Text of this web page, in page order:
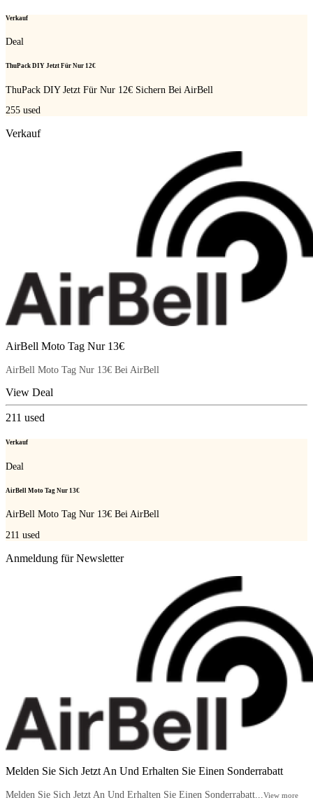
Verkauf
Deal
ThuPack DIY Jetzt Für Nur 12€
ThuPack DIY Jetzt Für Nur 12€ Sichern Bei AirBell
255 used
Verkauf
AirBell Moto Tag Nur 13€
AirBell Moto Tag Nur 13€ Bei AirBell
View Deal
211 used
Verkauf
Deal
AirBell Moto Tag Nur 13€
AirBell Moto Tag Nur 13€ Bei AirBell
211 used
Anmeldung für Newsletter
Melden Sie Sich Jetzt An Und Erhalten Sie Einen Sonderrabatt
Melden Sie Sich Jetzt An Und Erhalten Sie Einen Sonderrabatt... View more